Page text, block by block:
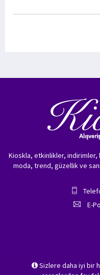
Sizlere daha iyi bir
Kioskla, etkinlikler, indirimler,
moda, trend, güzellik ve
E-